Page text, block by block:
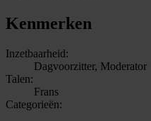
Kenmerken
Inzetbaarheid:
Dagvoorzitter, Moderator
Talen:
Frans
Categorieën: